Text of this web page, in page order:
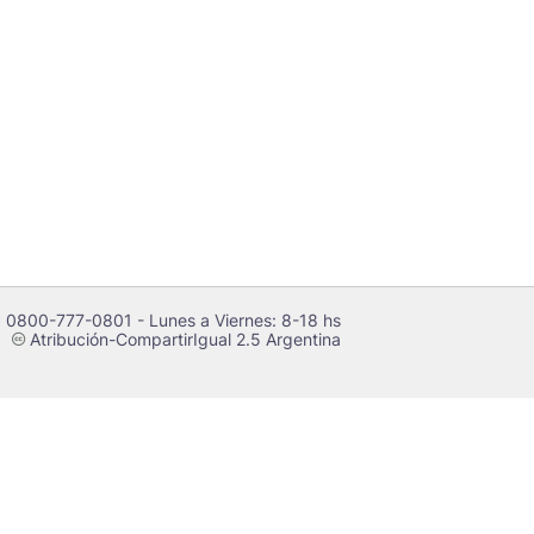
0800-777-0801 - Lunes a Viernes: 8-18 hs
cAtribución-CompartirIgual 2.5 Argentina